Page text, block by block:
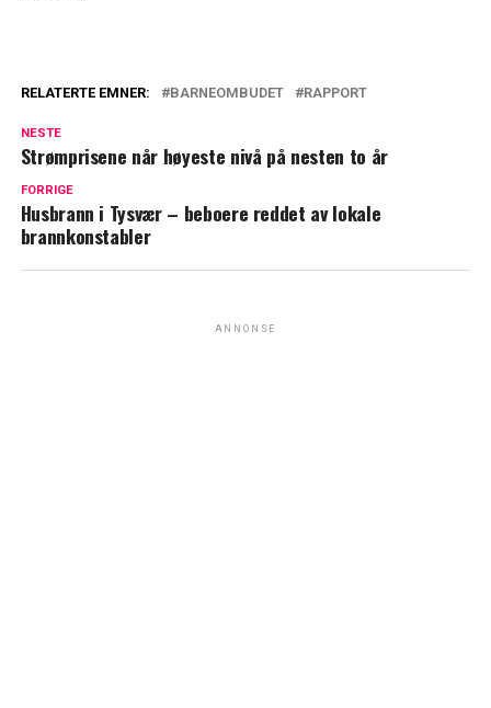
RELATERTE EMNER: BARNEOMBUDET RAPPORT
NESTE
Strømprisene når høyeste nivå på nesten to år
FORRIGE
Husbrann i Tysvær – beboere reddet av lokale
brannkonstabler
ANNONSE